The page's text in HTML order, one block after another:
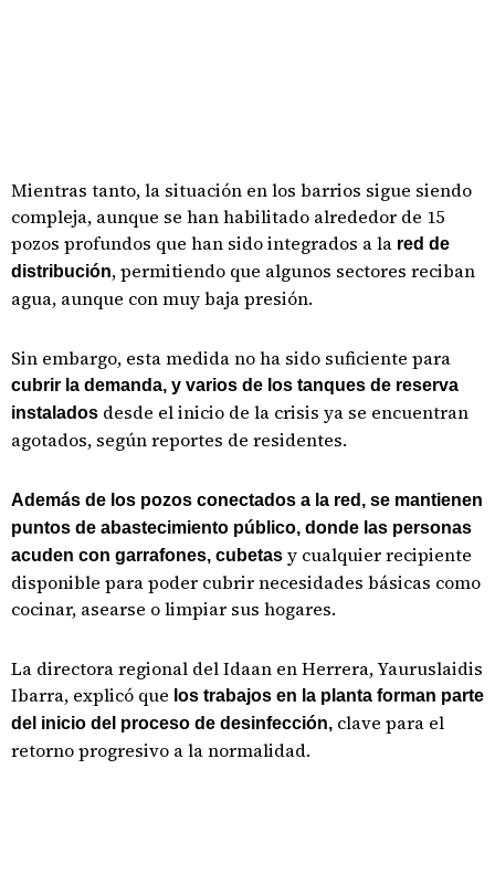
Mientras tanto, la situación en los barrios sigue siendo
compleja, aunque se han habilitado alrededor de 15
pozos profundos que han sido integrados a la red de
distribución, permitiendo que algunos sectores reciban
agua, aunque con muy baja presión.
Sin embargo, esta medida no ha sido suficiente para
cubrir la demanda, y varios de los tanques de reserva
instalados desde el inicio de la crisis ya se encuentran
agotados, según reportes de residentes.
Además de los pozos conectados a la red, se mantienen
puntos de abastecimiento público, donde las personas
acuden con garrafones, cubetas y cualquier recipiente
disponible para poder cubrir necesidades básicas como
cocinar, asearse o limpiar sus hogares.
La directora regional del Idaan en Herrera, Yauruslaidis
Ibarra, explicó que los trabajos en la planta forman parte
del inicio del proceso de desinfección, clave para el
retorno progresivo a la normalidad.